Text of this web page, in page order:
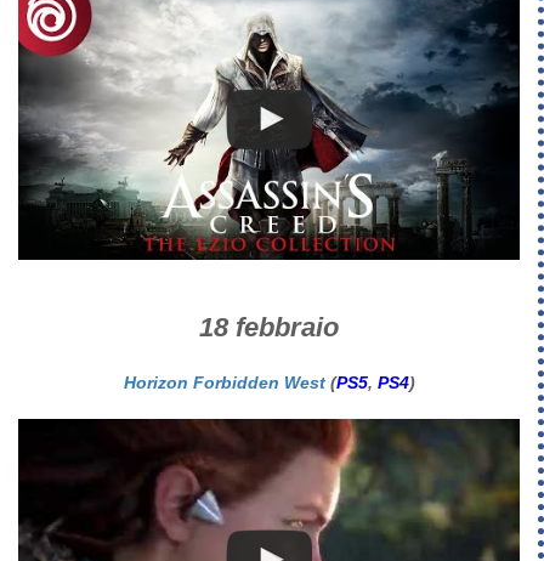
18 febbraio
Horizon Forbidden West(PS5, PS4)